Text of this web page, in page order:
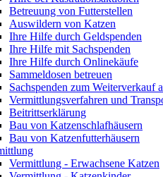
Betreuung von Futterstellen
Auswildern von Katzen
Ihre Hilfe durch Geldspenden
Ihre Hilfe mit Sachspenden
Ihre Hilfe durch Onlinekäufe
Sammeldosen betreuen
Sachspenden zum Weiterverkauf
Vermittlungsverfahren und
Beitrittserklärung
Bau von Katzenschlafhäusern
Bau von Katzenfutterhäusern
Vermittlung - Erwachsene Katzen